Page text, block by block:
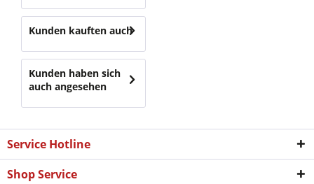
Kunden kauften auch
Kunden haben sich
auch angesehen
Service Hotline
Shop Service